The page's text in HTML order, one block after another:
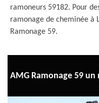
ramoneurs 59182. Pour
ramonage de cheminée à
Ramonage 59.
AMG Ramonage 59